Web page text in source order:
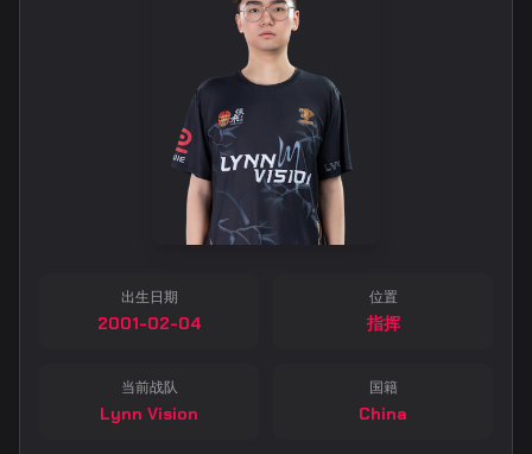
出生日期
2001-02-04
位置
指挥
当前战队
Lynn Vision
国籍
China